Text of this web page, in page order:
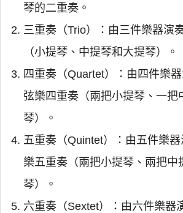
琴的二重奏。
三重奏（Trio）：由三件樂器演
（小提琴、中提琴和大提琴）。
四重奏（Quartet）：由四件樂
弦樂四重奏（兩把小提琴、一把
琴）。
五重奏（Quintet）：由五件樂
樂五重奏（兩把小提琴、兩把中
琴）。
六重奏（Sextet）：由六件樂器